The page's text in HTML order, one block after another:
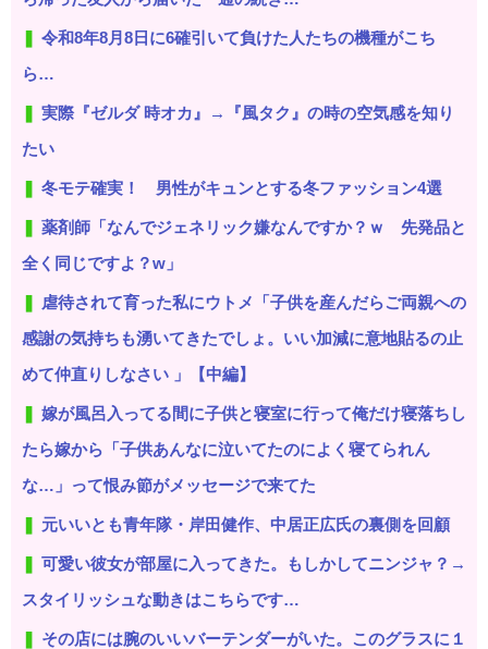
令和8年8月8日に6確引いて負けた人たちの機種がこち
ら…
実際『ゼルダ 時オカ』→『風タク』の時の空気感を知り
たい
冬モテ確実！ 男性がキュンとする冬ファッション4選
薬剤師「なんでジェネリック嫌なんですか？ｗ 先発品と
全く同じですよ？w」
虐待されて育った私にウトメ「子供を産んだらご両親への
感謝の気持ちも湧いてきたでしょ。いい加減に意地貼るの止
めて仲直りしなさい 」【中編】
嫁が風呂入ってる間に子供と寝室に行って俺だけ寝落ちし
たら嫁から「子供あんなに泣いてたのによく寝てられん
な…」って恨み節がメッセージで来てた
元いいとも青年隊・岸田健作、中居正広氏の裏側を回顧
可愛い彼女が部屋に入ってきた。もしかしてニンジャ？→
スタイリッシュな動きはこちらです…
その店には腕のいいバーテンダーがいた。このグラスに１